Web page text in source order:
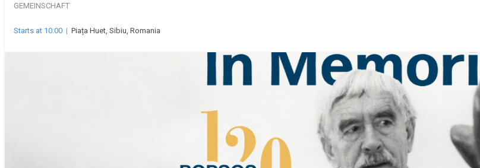
GEMEINSCHAFT
Starts at 10:00 | Piața Huet, Sibiu, Romania